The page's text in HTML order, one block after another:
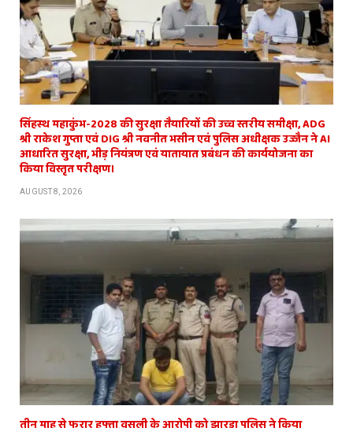
सिंहस्थ महाकुंभ-2028 की सुरक्षा तैयारियों की उच्च स्तरीय समीक्षा, ADG
श्री राकेश गुप्ता एवं DIG श्री नवनीत भसीन एवं पुलिस अधीक्षक उज्जैन ने AI
आधारित सुरक्षा, भीड़ नियंत्रण एवं यातायात प्रबंधन की कार्ययोजना का
किया विस्तृत परीक्षण।
AUGUST 8, 2026
तीन माह से फरार हफ्ता वसूली के आरोपी को झारड़ा पुलिस ने किया